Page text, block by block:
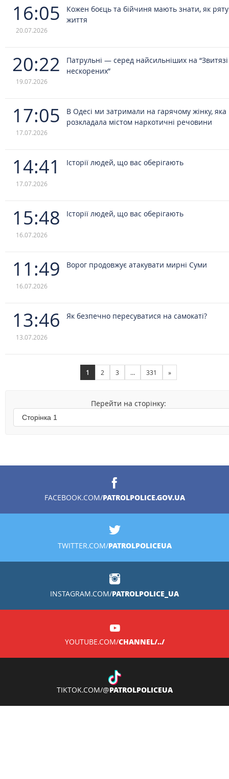
16:05
20.07.2026
Кожен боєць та бійчиня мають знати, як
життя
20:22
19.07.2026
Патрульні — серед найсильніших на “Звитязі
нескорених”
17:05
17.07.2026
В Одесі ми затримали на гарячому жінку, яка
розкладала містом наркотичні речовини
14:41
17.07.2026
Історії людей, що вас оберігають
15:48
16.07.2026
Історії людей, що вас оберігають
11:49
16.07.2026
Ворог продовжує атакувати мирні Суми
13:46
13.07.2026
Як безпечно пересуватися на самокаті?
1 2 3 … 331 »
Перейти на сторінку:
FACEBOOK.COM/PATROLPOLICE.GOV.UA
TWITTER.COM/PATROLPOLICEUA
INSTAGRAM.COM/PATROLPOLICE_UA
YOUTUBE.COM/CHANNEL/../
TIKTOK.COM/@PATROLPOLICEUA